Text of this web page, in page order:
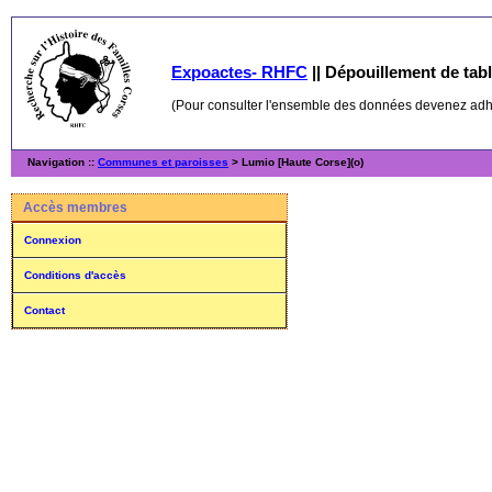
Expoactes- RHFC || Dépouillement de
(Pour consulter l'ensemble des données devenez
Navigation :: Communes et paroisses > Lumio [Haute Corse](o)
Accès membres
Connexion
Conditions d'accès
Contact